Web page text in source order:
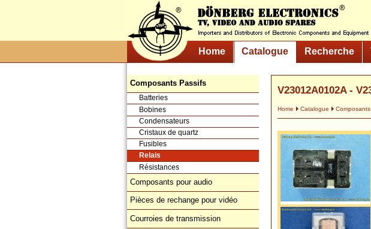
Home Catalogue Recherche
Composants Passifs
Batteries
Bobines
Condensateurs
Cristaux de quartz
Fusibles
Relais
Résistances
Composants pour audio
Pièces de rechange pour vidéo
Courroies de transmission
V23012A0102A -
Home Catalogue